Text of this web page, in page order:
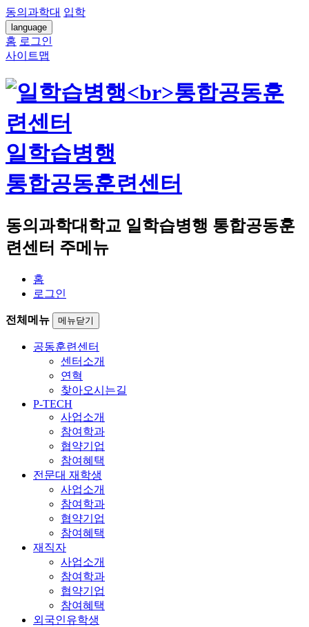
동의과학대 입학
language
홈 로그인
사이트맵
일학습병행
통합공동훈련센터
동의과학대학교 일학습병행 통합공동훈
련센터 주메뉴
홈
로그인
전체메뉴 메뉴닫기
공동훈련센터
센터소개
연혁
찾아오시는길
P-TECH
사업소개
참여학과
협약기업
참여혜택
전문대 재학생
사업소개
참여학과
협약기업
참여혜택
재직자
사업소개
참여학과
협약기업
참여혜택
외국인유학생